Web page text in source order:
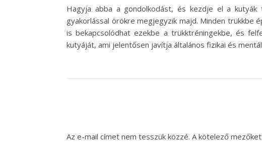
Hagyja abba a gondolkodást, és kezdje el a
gyakorlással örökre megjegyzik majd. Minden trükkbe
is bekapcsolódhat ezekbe a trükktréningekbe, és
kutyáját, ami jelentősen javítja általános fizikai és
Az e-mail címet nem tesszük közzé. A kötelező mezőket